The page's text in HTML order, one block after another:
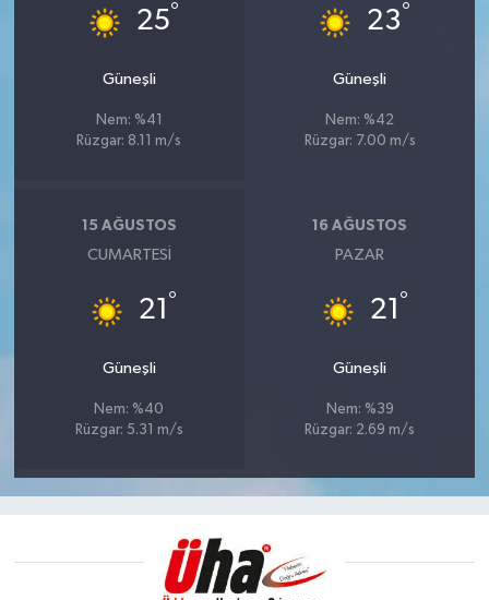
25°
Güneşli
Nem: %41
Rüzgar: 8.11 m/s
23°
Güneşli
Nem: %42
Rüzgar: 7.00 m/s
15 AĞUSTOS
CUMARTESI
21 °
Güneşli
Nem: %40
Rüzgar: 5.31 m/s
16 AĞUSTOS
PAZAR
21 °
Güneşli
Nem: %39
Rüzgar: 2.69 m/s